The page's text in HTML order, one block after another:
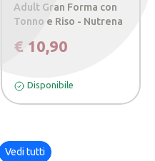
Adult Gran Forma con
Tonno e Riso - Nutrena
€ 10,90
Disponibile
Vedi tutti